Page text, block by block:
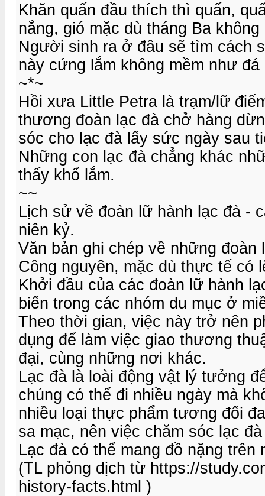
Khăn quấn đầu thích thì quấn,
nắng, gió mặc dù tháng Ba
Người sinh ra ở đâu sẽ tìm cách
này cứng lắm không mềm như đá
~*~
Hồi xưa Little Petra là trạm/lữ
thương đoàn lạc đà chở hàng
sóc cho lạc đà lấy sức ngày sau
Những con lạc đà chẳng khác
thấy khổ lắm.
~~
Lịch sử về đoàn lữ hành lạc đà -
niên kỷ.
Văn bản ghi chép về những
Công nguyên, mặc dù thực tế có
Khởi đầu của các đoàn lữ hành
biến trong các nhóm du mục ở
Theo thời gian, việc này trở nên
dụng để làm việc giao thương
đại, cùng những nơi khác.
Lạc đà là loài động vật lý tưởng
chúng có thể đi nhiều ngày mà
nhiều loại thực phẩm tương đối
sa mạc, nên việc chăm sóc lạc
Lạc đà có thể mang đồ nặng trên
(TL phỏng dịch từ https://
history-facts.html )